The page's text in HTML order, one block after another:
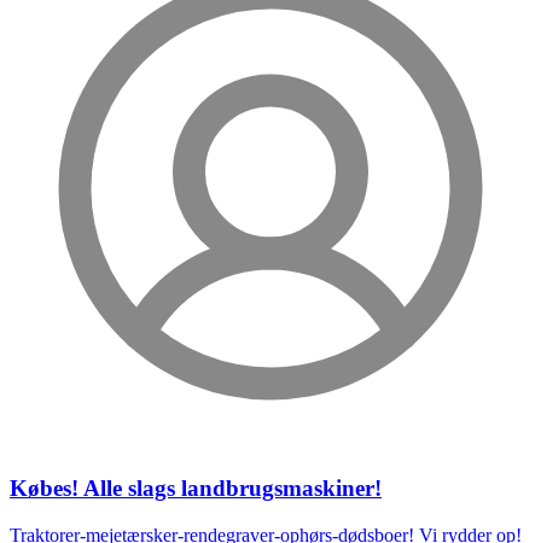
Købes! Alle slags landbrugsmaskiner!
Traktorer-mejetærsker-rendegraver-ophørs-dødsboer! Vi rydder op!